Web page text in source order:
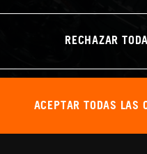
RECHAZAR
ACEPTAR TODAS LAS